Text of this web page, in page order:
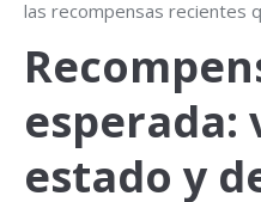
las recompensas recientes
esperada:
estado y